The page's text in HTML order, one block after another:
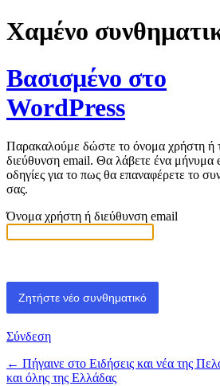
Χαμένο
Βασισμένο στο
WordPress
Παρακαλούμε δώστε το όνομα χρήστη ή
διεύθυνση email. Θα λάβετε ένα μήνυμα
οδηγίες για το πως θα επαναφέρετε το
σας.
Όνομα χρήστη ή διεύθυνση email
Σύνδεση
← Πήγαινε στο Ειδήσεις και νέα της
και όλης της Ελλάδας